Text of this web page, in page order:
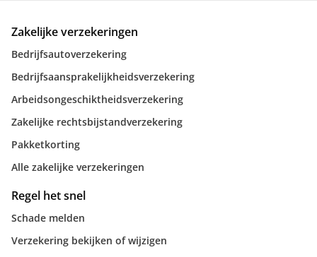
Zakelijke verzekeringen
Bedrijfsautoverzekering
Bedrijfsaansprakelijkheidsverzekering
Arbeidsongeschiktheidsverzekering
Zakelijke rechtsbijstandverzekering
Pakketkorting
Alle zakelijke verzekeringen
Regel het snel
Schade melden
Verzekering bekijken of wijzigen